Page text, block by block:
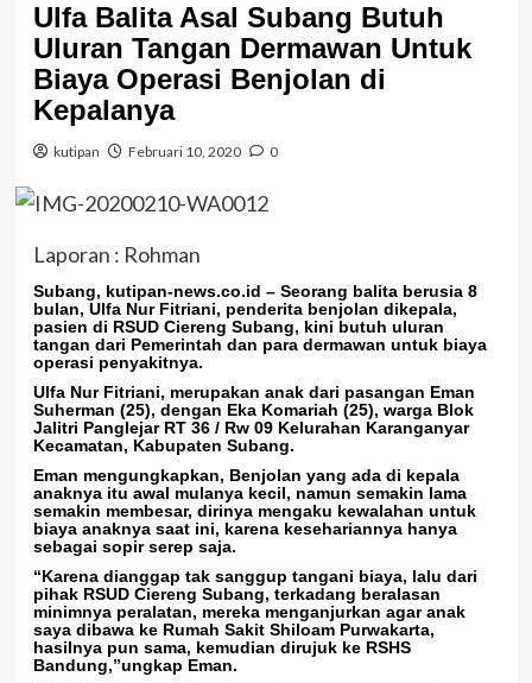
Ulfa Balita Asal Subang Butuh
Uluran Tangan Dermawan Untuk
Biaya Operasi Benjolan di
Kepalanya
kutipan Februari 10, 2020 0
Laporan : Rohman
Subang, kutipan-news.co.id – Seorang balita berusia 8
bulan, Ulfa Nur Fitriani, penderita benjolan dikepala,
pasien di RSUD Ciereng Subang, kini butuh uluran
tangan dari Pemerintah dan para dermawan untuk biaya
operasi penyakitnya.
Ulfa Nur Fitriani, merupakan anak dari pasangan Eman
Suherman (25), dengan Eka Komariah (25), warga Blok
Jalitri Panglejar RT 36 / Rw 09 Kelurahan Karanganyar
Kecamatan, Kabupaten Subang.
Eman mengungkapkan, Benjolan yang ada di kepala
anaknya itu awal mulanya kecil, namun semakin lama
semakin membesar, dirinya mengaku kewalahan untuk
biaya anaknya saat ini, karena kesehariannya hanya
sebagai sopir serep saja.
“Karena dianggap tak sanggup tangani biaya, lalu dari
pihak RSUD Ciereng Subang, terkadang beralasan
minimnya peralatan, mereka menganjurkan agar anak
saya dibawa ke Rumah Sakit Shiloam Purwakarta,
hasilnya pun sama, kemudian dirujuk ke RSHS
Bandung,”ungkap Eman.